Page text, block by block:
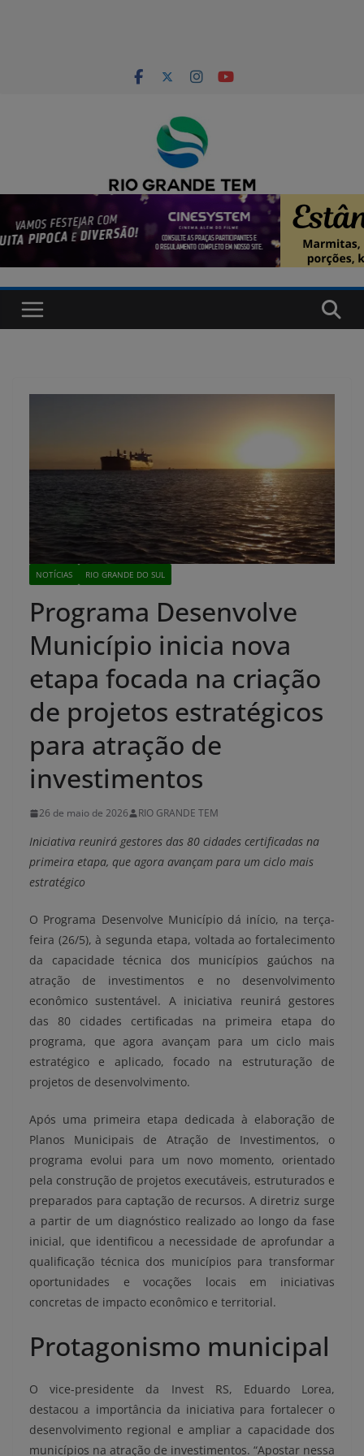
NOTÍCIAS RIO GRANDE DO SUL
Programa Desenvolve
Município inicia nova
etapa focada na criação
de projetos estratégicos
para atração de
investimentos
26 de maio de 2026 RIO GRANDE TEM
Iniciativa reunirá gestores das 80 cidades certificadas na
primeira etapa, que agora avançam para um ciclo mais
estratégico
O Programa Desenvolve Município dá início, na terça-
feira (26/5), à segunda etapa, voltada ao fortalecimento
da capacidade técnica dos municípios gaúchos na
atração de investimentos e no desenvolvimento
econômico sustentável. A iniciativa reunirá gestores
das 80 cidades certificadas na primeira etapa do
programa, que agora avançam para um ciclo mais
estratégico e aplicado, focado na estruturação de
projetos de desenvolvimento.
Após uma primeira etapa dedicada à elaboração de
Planos Municipais de Atração de Investimentos, o
programa evolui para um novo momento, orientado
pela construção de projetos executáveis, estruturados e
preparados para captação de recursos. A diretriz surge
a partir de um diagnóstico realizado ao longo da fase
inicial, que identificou a necessidade de aprofundar a
qualificação técnica dos municípios para transformar
oportunidades e vocações locais em iniciativas
concretas de impacto econômico e territorial.
Protagonismo municipal
O vice-presidente da Invest RS, Eduardo Lorea,
destacou a importância da iniciativa para fortalecer o
desenvolvimento regional e ampliar a capacidade dos
municípios na atração de investimentos. “Apostar nessa